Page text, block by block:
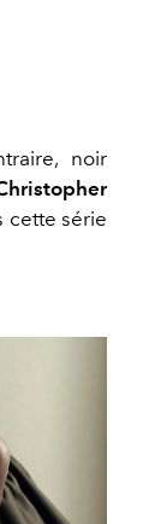
noir
cette série